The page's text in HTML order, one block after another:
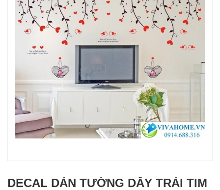
DECAL DÁN TƯỜNG DÂY TRÁI TIM